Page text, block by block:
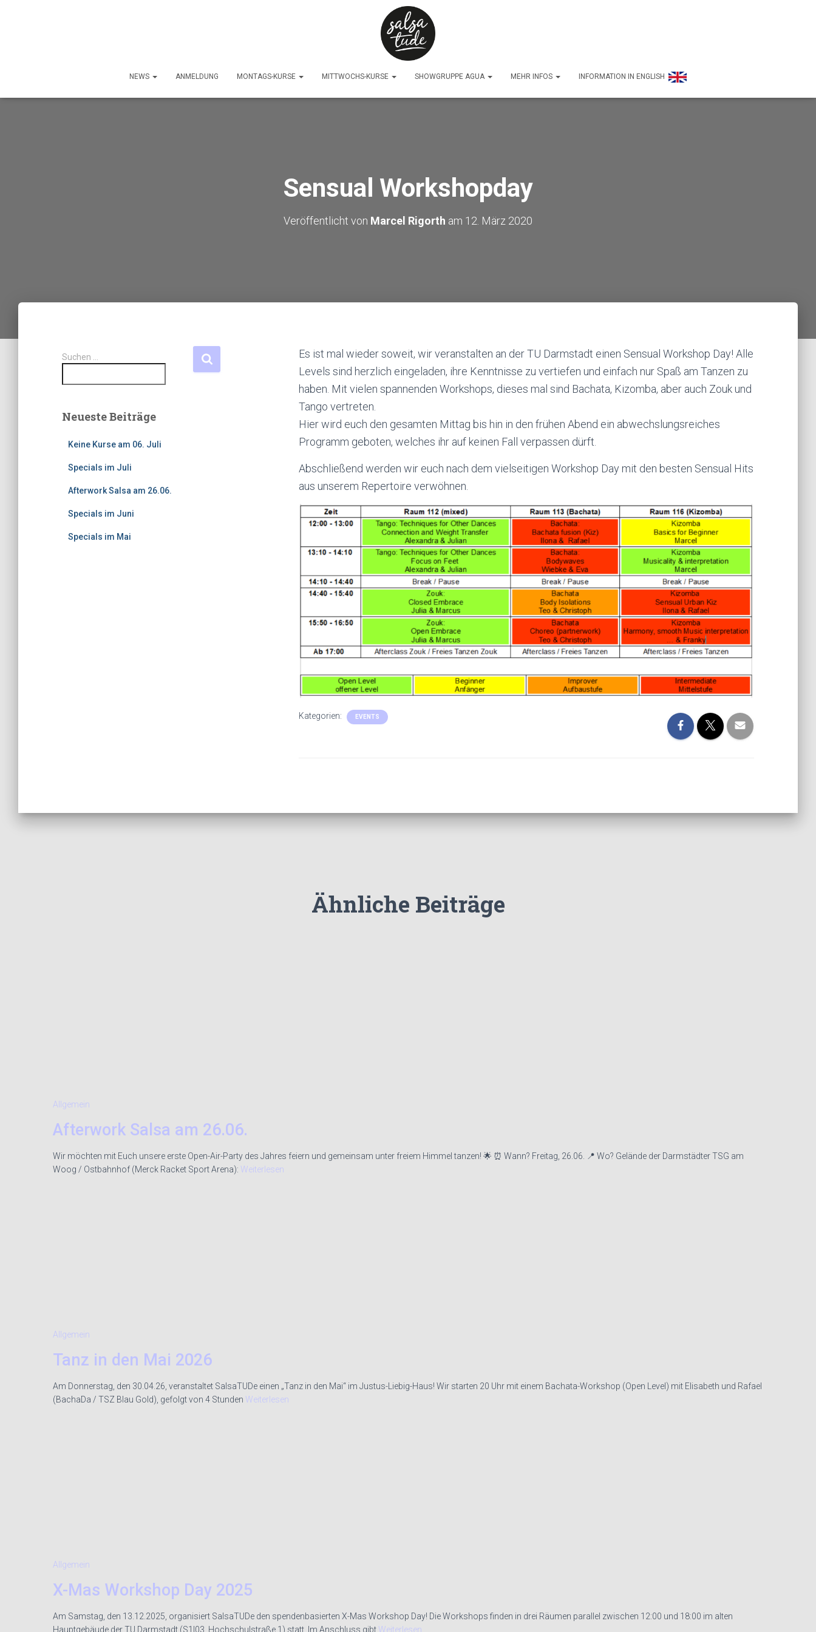
NEWS ANMELDUNG MONTAGS-KURSE MITTWOCHS-KURSE SHOWGRUPPE AGUA MEHR INFOS INFORMATION IN ENGLISH
Sensual Workshopday
Veröffentlicht von Marcel Rigorth am 12. März 2020
S
n
Suchen …
Neueste Beiträge
Keine Kurse am 06. Juli
Specials im Juli
Afterwork Salsa am 26.06.
Specials im Juni
Specials im Mai
Es ist mal wieder soweit, wir veranstalten an der TU Darmstadt einen Sensual Workshop Day! Alle
Levels sind herzlich eingeladen, ihre Kenntnisse zu vertiefen und einfach nur Spaß am Tanzen zu
haben. Mit vielen spannenden Workshops, dieses mal sind Bachata, Kizomba, aber auch Zouk und
Tango vertreten.
Hier wird euch den gesamten Mittag bis hin in den frühen Abend ein abwechslungsreiches
Programm geboten, welches ihr auf keinen Fall verpassen dürft.
Abschließend werden wir euch nach dem vielseitigen Workshop Day mit den besten Sensual Hits
aus unserem Repertoire verwöhnen.
Kategorien: EVENTS
Ähnliche Beiträge
Allgemein
Afterwork Salsa am 26.06.
Wir möchten mit Euch unsere erste Open-Air-Party des Jahres feiern und gemeinsam unter freiem Himmel tanzen! 🌟 ⏰ Wann? Freitag, 26.06. 📍 Wo? Gelände der Darmstädter TSG am
Woog / Ostbahnhof (Merck Racket Sport Arena): Weiterlesen
Allgemein
Tanz in den Mai 2026
Am Donnerstag, den 30.04.26, veranstaltet SalsaTUDe einen „Tanz in den Mai“ im Justus-Liebig-Haus! Wir starten 20 Uhr mit einem Bachata-Workshop (Open Level) mit Elisabeth und Rafael
(BachaDa / TSZ Blau Gold), gefolgt von 4 Stunden Weiterlesen
Allgemein
X-Mas Workshop Day 2025
Am Samstag, den 13.12.2025, organisiert SalsaTUDe den spendenbasierten X-Mas Workshop Day! Die Workshops finden in drei Räumen parallel zwischen 12:00 und 18:00 im alten
Hauptgebäude der TU Darmstadt (S1|03, Hochschulstraße 1) statt. Im Anschluss gibt Weiterlesen